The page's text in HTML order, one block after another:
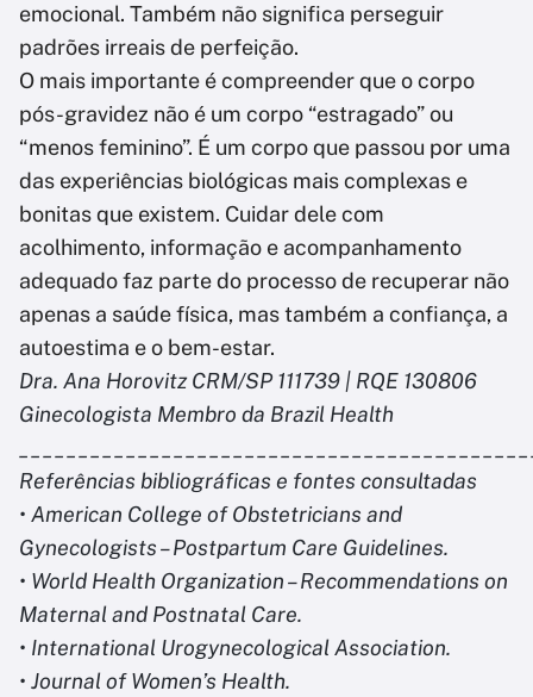
emocional. Também não significa perseguir
padrões irreais de perfeição.
O mais importante é compreender que o corpo
pós-gravidez não é um corpo “estragado” ou
“menos feminino”. É um corpo que passou por uma
das experiências biológicas mais complexas e
bonitas que existem. Cuidar dele com
acolhimento, informação e acompanhamento
adequado faz parte do processo de recuperar não
apenas a saúde física, mas também a confiança, a
autoestima e o bem-estar.
Dra. Ana Horovitz CRM/SP 111739 | RQE 130806
Ginecologista Membro da Brazil Health
Referências bibliográficas e fontes consultadas
• American College of Obstetricians and
Gynecologists – Postpartum Care Guidelines.
• World Health Organization – Recommendations on
Maternal and Postnatal Care.
• International Urogynecological Association.
• Journal of Women’s Health.